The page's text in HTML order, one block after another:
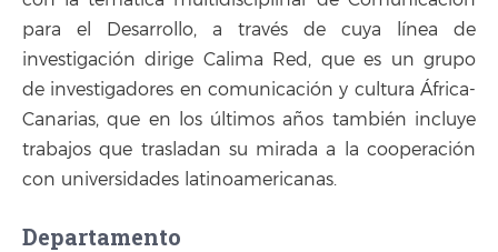
para el Desarrollo, a través de cuya línea de
investigación dirige Calima Red, que es un grupo
de investigadores en comunicación y cultura África-
Canarias, que en los últimos años también incluye
trabajos que trasladan su mirada a la cooperación
con universidades latinoamericanas.
Departamento